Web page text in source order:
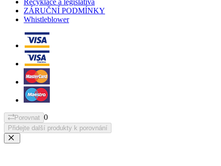
Recyklace a legislativa
ZÁRUČNÍ PODMÍNKY
Whistleblower
Porovnat 0
Přidejte další produkty k porovnání